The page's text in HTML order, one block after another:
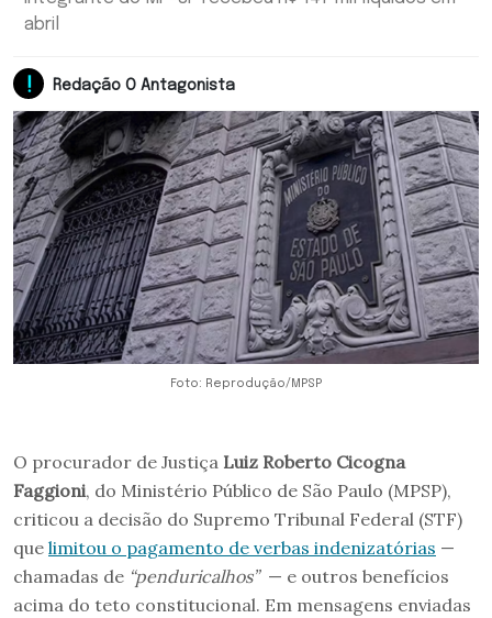
abril
Redação O Antagonista
Foto: Reprodução/MPSP
O procurador de Justiça Luiz Roberto Cicogna
Faggioni, do Ministério Público de São Paulo (MPSP),
criticou a decisão do Supremo Tribunal Federal (STF)
que limitou o pagamento de verbas indenizatórias —
chamadas de “penduricalhos”— e outros benefícios
acima do teto constitucional. Em mensagens enviadas